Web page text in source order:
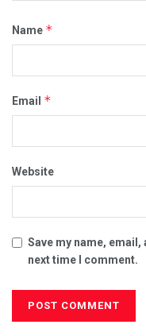
Name *
Email *
Website
Save my name,
next time I comment.